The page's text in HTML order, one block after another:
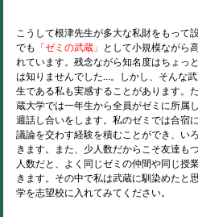
こうして根津先生が多大な私財をもって
でも
「ゼミの武蔵」
として小規模ながら
れています。残念ながら知名度はちょっ
は知りませんでした…。しかし、そんな
生である私も実感することがあります。
蔵大学では一年生から全員がゼミに所属
週話し合いをします。私のゼミでは合宿
議論を交わす経験を積むことができ、い
きます。また、少人数だからこそ友達も
人数だと、よく同じゼミの仲間や同じ授
きます。その中で私は武蔵に馴染めたと
学を志望校に入れてみてください。